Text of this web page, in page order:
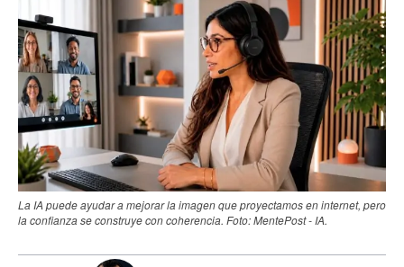
La IA puede ayudar a mejorar la imagen que proyectamos en internet, pero
la confianza se construye con coherencia. Foto: MentePost - IA.